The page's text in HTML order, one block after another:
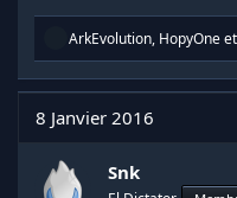
R
a
c
t
i
n
s
ArkEvolution, HopyOneet
8 Janvier 2016
Snk